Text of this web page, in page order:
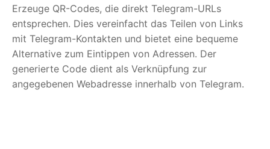
Erzeuge QR-Codes, die direkt Telegram-URLs
entsprechen. Dies vereinfacht das Teilen von Links
mit Telegram-Kontakten und bietet eine bequeme
Alternative zum Eintippen von Adressen. Der
generierte Code dient als Verknüpfung zur
angegebenen Webadresse innerhalb von Telegram.